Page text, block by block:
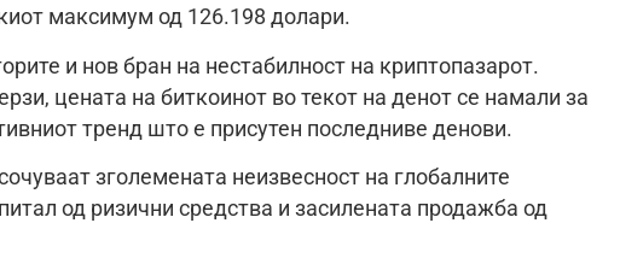
максимум од 126.198 долари.
и нов бран на нестабилност на криптопазарот.
цената на биткоинот во текот на денот се намали за
тренд што е присутен последниве денови.
зголемената неизвесност на глобалните
од ризични средства и засилената продажба од